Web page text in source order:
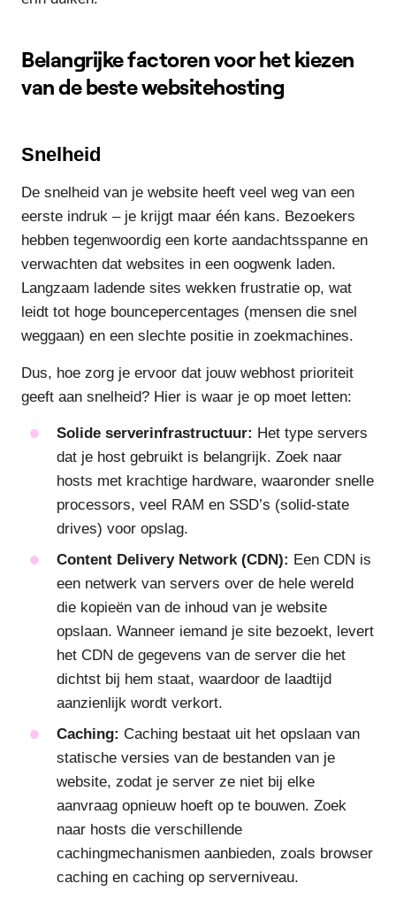
Belangrijke factoren voor het kiezen
van de beste websitehosting
Snelheid
De snelheid van je website heeft veel weg van een
eerste indruk – je krijgt maar één kans. Bezoekers
hebben tegenwoordig een korte aandachtsspanne en
verwachten dat websites in een oogwenk laden.
Langzaam ladende sites wekken frustratie op, wat
leidt tot hoge bouncepercentages (mensen die snel
weggaan) en een slechte positie in zoekmachines.
Dus, hoe zorg je ervoor dat jouw webhost prioriteit
geeft aan snelheid? Hier is waar je op moet letten:
Solide serverinfrastructuur: Het type servers
dat je host gebruikt is belangrijk. Zoek naar
hosts met krachtige hardware, waaronder snelle
processors, veel RAM en SSD’s (solid-state
drives) voor opslag.
Content Delivery Network (CDN): Een CDN is
een netwerk van servers over de hele wereld
die kopieën van de inhoud van je website
opslaan. Wanneer iemand je site bezoekt, levert
het CDN de gegevens van de server die het
dichtst bij hem staat, waardoor de laadtijd
aanzienlijk wordt verkort.
Caching: Caching bestaat uit het opslaan van
statische versies van de bestanden van je
website, zodat je server ze niet bij elke
aanvraag opnieuw hoeft op te bouwen. Zoek
naar hosts die verschillende
cachingmechanismen aanbieden, zoals browser
caching en caching op serverniveau.